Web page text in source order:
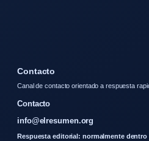
Contacto
Canal de contacto orientado a respuesta
Contacto
info@elresumen.org
Respuesta editorial: normalmente dentro